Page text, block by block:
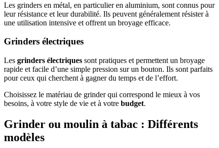
Les grinders en métal, en particulier en aluminium, sont connus pour
leur résistance et leur durabilité. Ils peuvent généralement résister à
une utilisation intensive et offrent un broyage efficace.
Grinders électriques
Les grinders électriques sont pratiques et permettent un broyage
rapide et facile d’une simple pression sur un bouton. Ils sont parfaits
pour ceux qui cherchent à gagner du temps et de l’effort.
Choisissez le matériau de grinder qui correspond le mieux à vos
besoins, à votre style de vie et à votre budget.
Grinder ou moulin à tabac : Différents
modèles